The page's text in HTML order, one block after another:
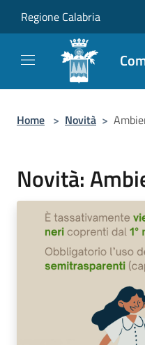
Regione Calabria
Home > Novità >
Novità: